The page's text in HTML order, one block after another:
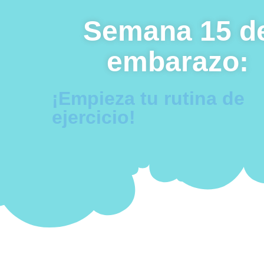
Semana 15
embarazo:
¡Empieza tu rutina de
ejercicio!